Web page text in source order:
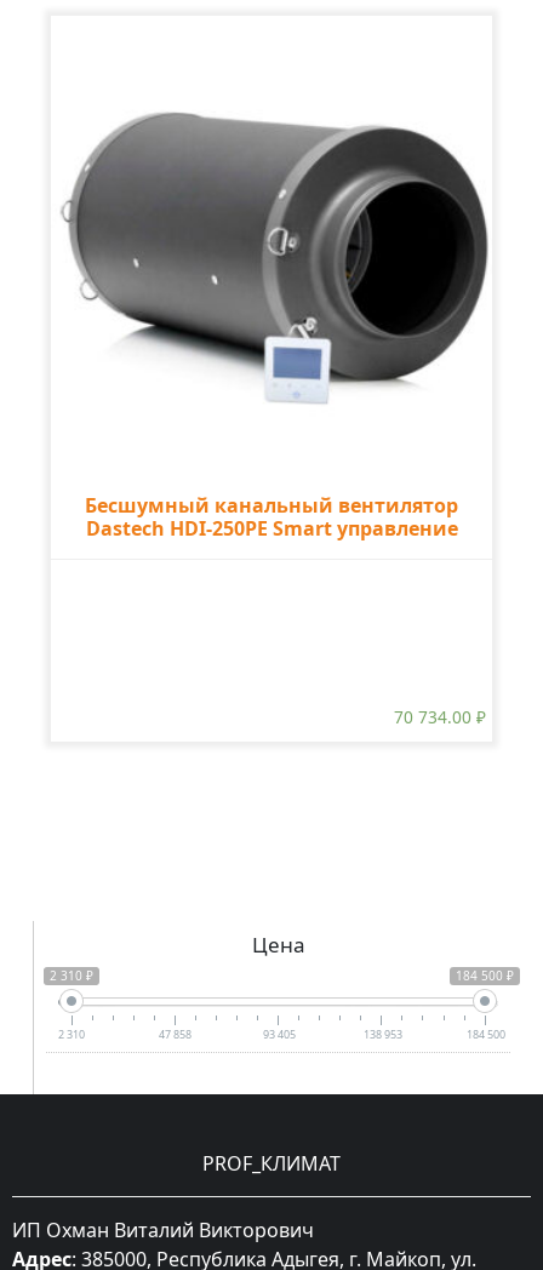
Бесшумный канальный вентилятор
Dastech HDI-250PE Smart управление
70 734.00 ₽
Цена
2 310 ₽ 184 500 ₽
2 310 47 858 93 405 138 953 184 500
PROF_КЛИМАТ
ИП Охман Виталий Викторович
Адрес: 385000, Республика Адыгея, г. Майкоп, ул.